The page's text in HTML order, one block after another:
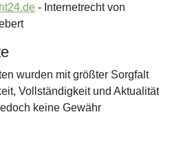
- Internetrecht von
wurden mit größter Sorgfalt
Vollständigkeit und Aktualität
keine Gewähr